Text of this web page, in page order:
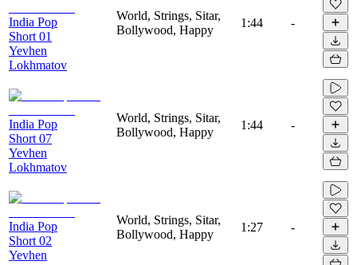
India Pop
Short 01
Yevhen
Lokhmatov
World, Strings, Sitar,
Bollywood, Happy
1:44 -
India Pop
Short 07
Yevhen
Lokhmatov
World, Strings, Sitar,
Bollywood, Happy
1:44 -
India Pop
Short 02
Yevhen
World, Strings, Sitar,
Bollywood, Happy
1:27 -